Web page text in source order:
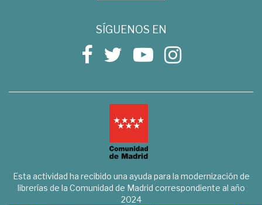
SÍGUENOS EN
Esta actividad ha recibido una ayuda para la modernización de
librerías de la Comunidad de Madrid correspondiente al año
2024